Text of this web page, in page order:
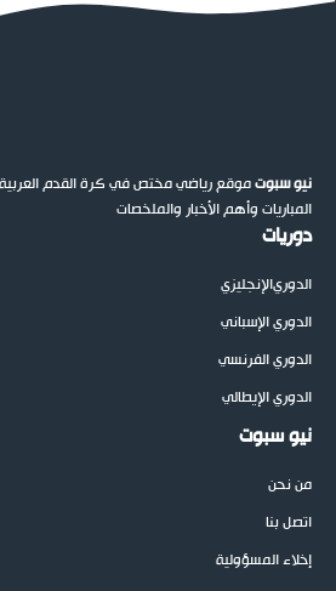
نيو سبوتموقع رياضي مختص في كرة القدم العربية
المباريات وأهم الأخبار والملخصات
دوريات
الدوريالإنجليزي
الدوري الإسباني
الدوري الفرنسي
الدوري الإيطالي
نيو سبوت
من نحن
اتصل بنا
إخلاء المسؤولية